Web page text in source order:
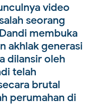
video
seorang
membuka
akhlak generasi
dilansir oleh
telah
brutal
perumahan di